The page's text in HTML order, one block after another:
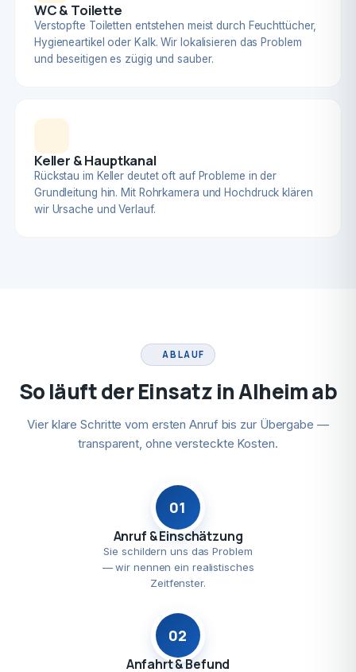
WC & Toilette
Verstopfte Toiletten entstehen meist durch Feuchttücher,
Hygieneartikel oder Kalk. Wir lokalisieren das Problem
und beseitigen es zügig und sauber.
Keller & Hauptkanal
Rückstau im Keller deutet oft auf Probleme in der
Grundleitung hin. Mit Rohrkamera und Hochdruck klären
wir Ursache und Verlauf.
ABLAUF
So läuft der Einsatz in Alheim ab
Vier klare Schritte vom ersten Anruf bis zur Übergabe —
transparent, ohne versteckte Kosten.
01
Anruf & Einschätzung
Sie schildern uns das Problem
— wir nennen ein realistisches
Zeitfenster.
02
Anfahrt & Befund